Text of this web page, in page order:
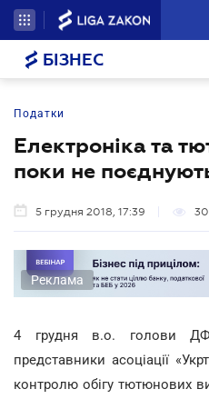
БІЗНЕС
Податки
Електроніка та
поки не
5 грудня 2018, 17:39
Реклама
4 грудня в.о. голови
представники асоціації
контролю обігу тютюнових